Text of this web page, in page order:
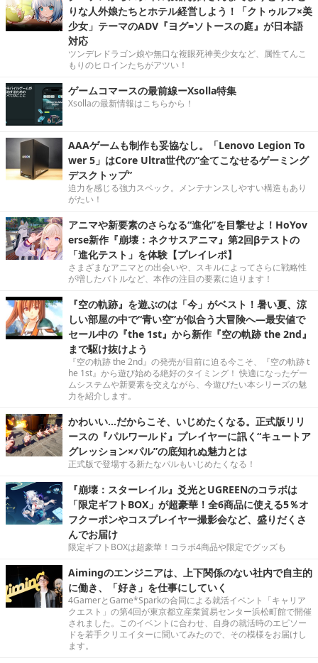
りな人外娘たちとホテル経営しよう！「クトゥルフ×美
少女」テーマのADV『ヨグ=ソトースの庭』が日本語
対応
ツンデレドラゴン娘や無口な複眼死神美少女など、属性てんこ
もりのヒロインたちがアツい！
ゲームコマースの最前線ーXsolla特集
Xsollaの最新情報はこちらから！
AAAゲームも制作も妥協なし。「Lenovo Legion To
wer 5」はCore Ultra世代の“全てこなせるゲーミング
デスクトップ”
迫力を感じる強力スペック。メンテナンスしやすい構造もあり
がたい！
アニマや新要素のさらなる“進化”を目撃せよ！HoYov
erse新作『崩壊：ネクサスアニマ』第2回βテストの
「進化テスト」を体験【プレイレポ】
さまざまなアニマとの出会いや、スキルによってさらに戦略性
が増したバトルなど、本作の注目の要素に迫ります！
『空の軌跡』を遊ぶのは「今」がベスト！暑い夏、涼
しい部屋の中で“青い空”が似合う大冒険へ―最安値で
セール中の『the 1st』から新作『空の軌跡 the 2nd』
まで駆け抜けよう
『空の軌跡 the 2nd』の発売が目前に迫る今こそ、『空の軌跡 t
he 1st』から遊び始める絶好のタイミング！ 快適になったゲー
ムシステムや新要素を交えながら、今遊びたい本シリーズの魅
力を紹介します。
かわいい…だからこそ、いじめたくなる。正式版リリ
ースの『パルワールド』プレイヤーに訊く“キュートア
グレッション×パル”の底知れぬ魅力とは
正式版で登場する新たなパルもいじめたくなる！
『崩壊：スターレイル』爻光とUGREENのコラボは
「限定ギフトBOX」が超豪華！全6商品に使える5％オ
フクーポンやコスプレイヤー撮影会など、盛りだくさ
んでお届け
限定ギフトBOXは超豪華！コラボ4商品や限定でグッズも
Aimingのエンジニアは、上下関係のない社内で自主的
に働き、「好き」を仕事にしていく
4GamerとGame*Sparkの合同による就活イベント「キャリア
クエスト」の第4回が東京都立産業貿易センター浜松町館で開催
されました。このイベントに合わせ、自身の就活時のエピソー
ドを若手クリエイターに聞いてみたので、その模様をお届けし
ます。